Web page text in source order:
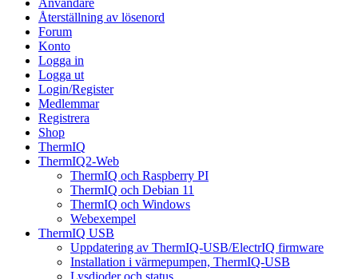
Användare
Återställning av lösenord
Forum
Konto
Logga in
Logga ut
Login/Register
Medlemmar
Registrera
Shop
ThermIQ
ThermIQ2-Web
ThermIQ och Raspberry PI
ThermIQ och Debian 11
ThermIQ och Windows
Webexempel
ThermIQ USB
Uppdatering av ThermIQ-USB/ElectrIQ firmware
Installation i värmepumpen, ThermIQ-USB